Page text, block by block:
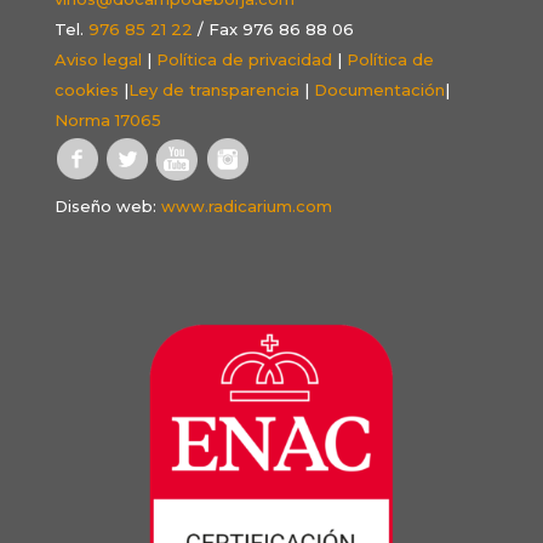
Tel. 976 85 21 22 / Fax 976 86 88 06
Aviso legal | Política de privacidad | Política de
cookies |Ley de transparencia | Documentación|
Norma 17065
Diseño web: www.radicarium.com